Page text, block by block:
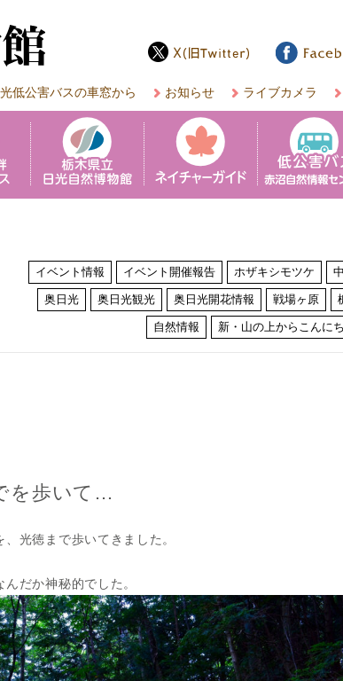
低公害バスの車窓から お知らせ ライブカメラ
イベント情報 イベント開催報告 ホザキシモツケ
奥日光 奥日光観光 奥日光開花情報 戦場ヶ原
自然情報 新・山の上からこんに
を歩いて…
光徳まで歩いてきました。
だか神秘的でした。